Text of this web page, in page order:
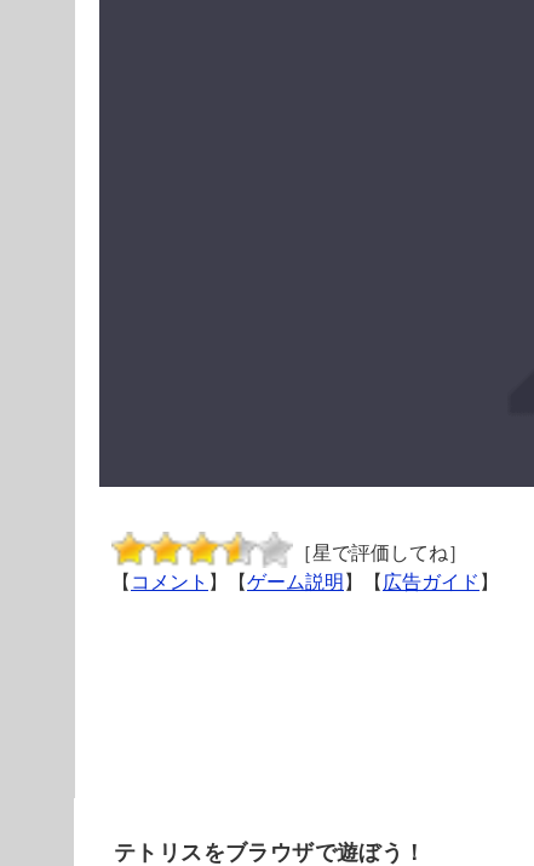
［星で評価してね］
【 コメント 】【ゲーム説明 】【 広告ガイド 】
テトリスをブラウザで遊ぼう！